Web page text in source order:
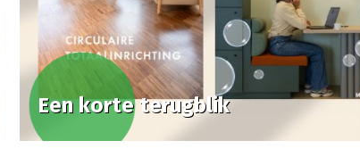
Een korte terugblik